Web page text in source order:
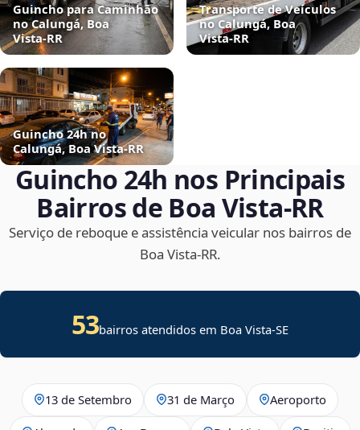
Guincho para Caminhão
no Calungá, Boa
Vista‑RR
Transporte de Veículos
no Calungá, Boa
Vista‑RR
Guincho 24h no
Calungá, Boa Vista‑RR
Guincho 24h nos Principais
Bairros de Boa Vista‑RR
Serviço de reboque e assistência veicular nos bairros de
Boa Vista‑RR.
53bairros atendidos em Boa Vista-SE
13 de Setembro 31 de Março Aeroporto